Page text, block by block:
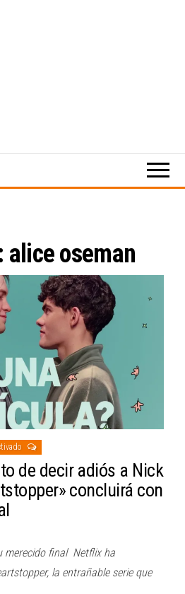
digital
música.
alice oseman
de decir adiós a Nick
concluirá con
merecido final Netflix ha
la entrañable serie que